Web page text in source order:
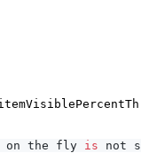
on the fly is not